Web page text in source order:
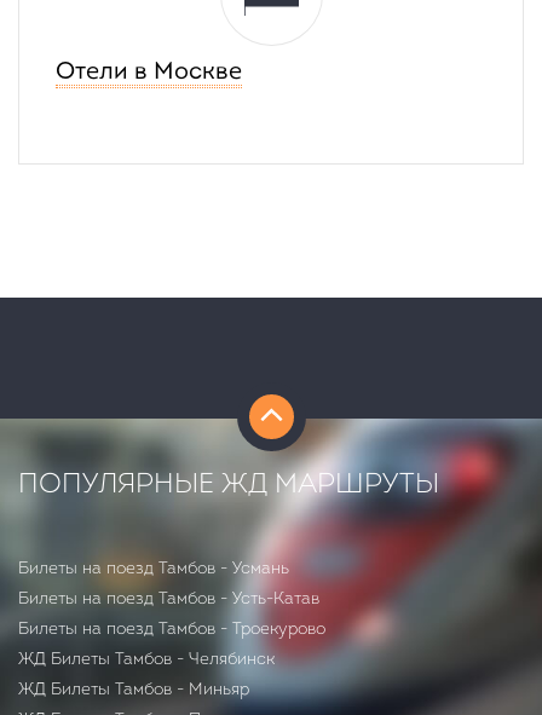
Отели в Москве
ПОПУЛЯРНЫЕ ЖД МАРШРУТЫ
Билеты на поезд Тамбов - Усмань
Билеты на поезд Тамбов - Усть-Катав
Билеты на поезд Тамбов - Троекурово
ЖД Билеты Тамбов - Челябинск
ЖД Билеты Тамбов - Миньяр